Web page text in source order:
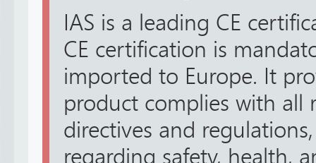
IAS is a leading CE
CE certification is
imported to Europe. It
product complies with all
directives and
regarding safety, health,